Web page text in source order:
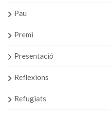
Pau
Premi
Presentació
Reflexions
Refugiats